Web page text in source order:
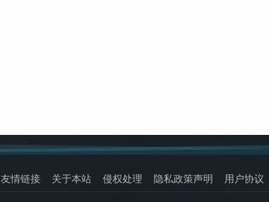
友情链接 关于本站 侵权处理 隐私政策声明 用户协议